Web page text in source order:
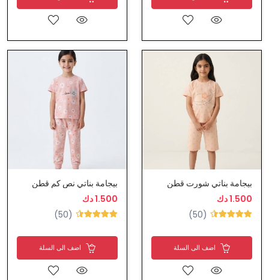
بيجامة بناتي شورت قطن
1.500 دك
(50)
اضف الى السلة
بيجامة بناتي نص كم قطن
1.500 دك
(50)
اضف الى السلة